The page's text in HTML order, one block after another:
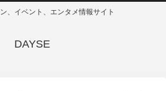
、イベント、エンタメ情報サイト
DAYSE